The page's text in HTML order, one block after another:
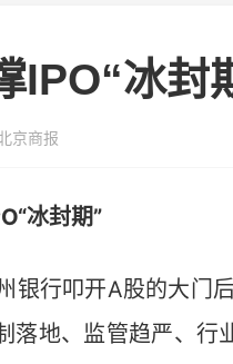
IPO“冰封
京商报
冰封期”
行叩开A股的大门后
落地、监管趋严、行